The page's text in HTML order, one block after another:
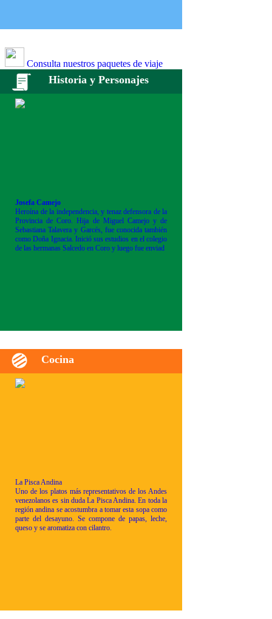
Consulta nuestros paquetes de viaje
Historia y Personajes
Josefa Camejo
Heroína de la independencia, y tenaz defensora de la
Provincia de Coro. Hija de Miguel Camejo y de
Sebastiana Talavera y Garcés, fue conocida también
como Doña Ignacia. Inició sus estudios en el colegio
de las hermanas Salcedo en Coro y luego fue enviad
Cocina
La Pisca Andina
Uno de los platos más representativos de los Andes
venezolanos es sin duda La Pisca Andina. En toda la
región andina se acostumbra a tomar esta sopa como
parte del desayuno. Se compone de papas, leche,
queso y se aromatiza con cilantro.